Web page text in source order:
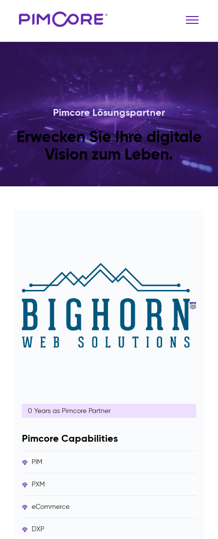
Pimcore Lösungspartner
Erwecken Sie Ihre digitale
Vision zum Leben.
0 Years as Pimcore Partner
Pimcore Capabilities
PIM
PXM
eCommerce
DXP